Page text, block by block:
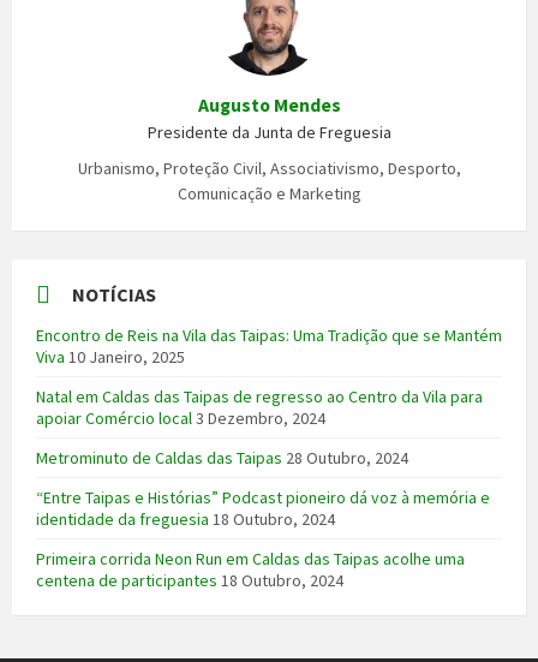
Augusto Mendes
Presidente da Junta de Freguesia
Urbanismo, Proteção Civil, Associativismo, Desporto,
Comunicação e Marketing
NOTÍCIAS
Encontro de Reis na Vila das Taipas: Uma Tradição que se Mantém
Viva 10 Janeiro, 2025
Natal em Caldas das Taipas de regresso ao Centro da Vila para
apoiar Comércio local3 Dezembro, 2024
Metrominuto de Caldas das Taipas 28 Outubro, 2024
“Entre Taipas e Histórias” Podcast pioneiro dá voz à memória e
identidade da freguesia 18 Outubro, 2024
Primeira corrida Neon Run em Caldas das Taipas acolhe uma
centena de participantes 18 Outubro, 2024